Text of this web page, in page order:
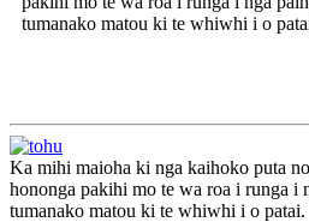
tumanako matou ki te whiwhi i o
Ka mihi maioha ki nga kaihoko puta
hononga pakihi mo te wa roa i runga i
tumanako matou ki te whiwhi i o patai.